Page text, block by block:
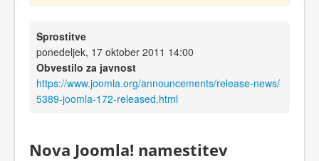
Sprostitve
ponedeljek, 17 oktober 2011 14:00
Obvestilo za javnost
https://www.joomla.org/announcements/release-news/
5389-joomla-172-released.html
Nova Joomla! namestitev